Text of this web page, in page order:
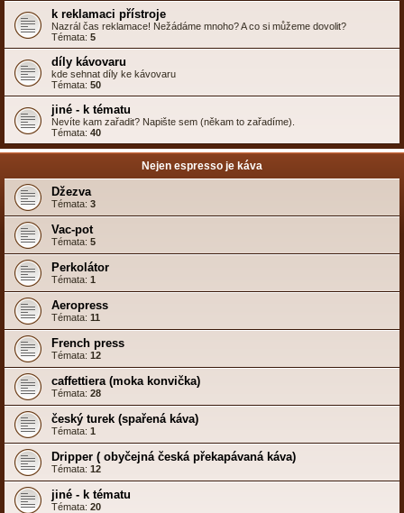
k reklamaci přístroje
Nazrál čas reklamace! Nežádáme mnoho? A co si můžeme dovolit?
Témata: 5
díly kávovaru
kde sehnat díly ke kávovaru
Témata: 50
jiné - k tématu
Nevíte kam zařadit? Napište sem (někam to zařadíme).
Témata: 40
Nejen espresso je káva
Džezva
Témata: 3
Vac-pot
Témata: 5
Perkolátor
Témata: 1
Aeropress
Témata: 11
French press
Témata: 12
caffettiera (moka konvička)
Témata: 28
český turek (spařená káva)
Témata: 1
Dripper ( obyčejná česká překapávaná káva)
Témata: 12
jiné - k tématu
Témata: 20